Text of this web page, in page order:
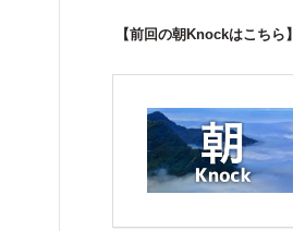
【前回の朝Knockはこちら】